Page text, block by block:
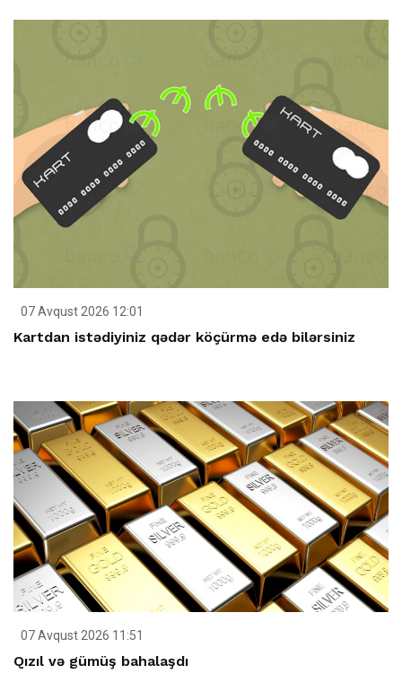
07 Avqust 2026 12:01
Kartdan istədiyiniz qədər köçürmə edə bilərsiniz
07 Avqust 2026 11:51
Qızıl və gümüş bahalaşdı